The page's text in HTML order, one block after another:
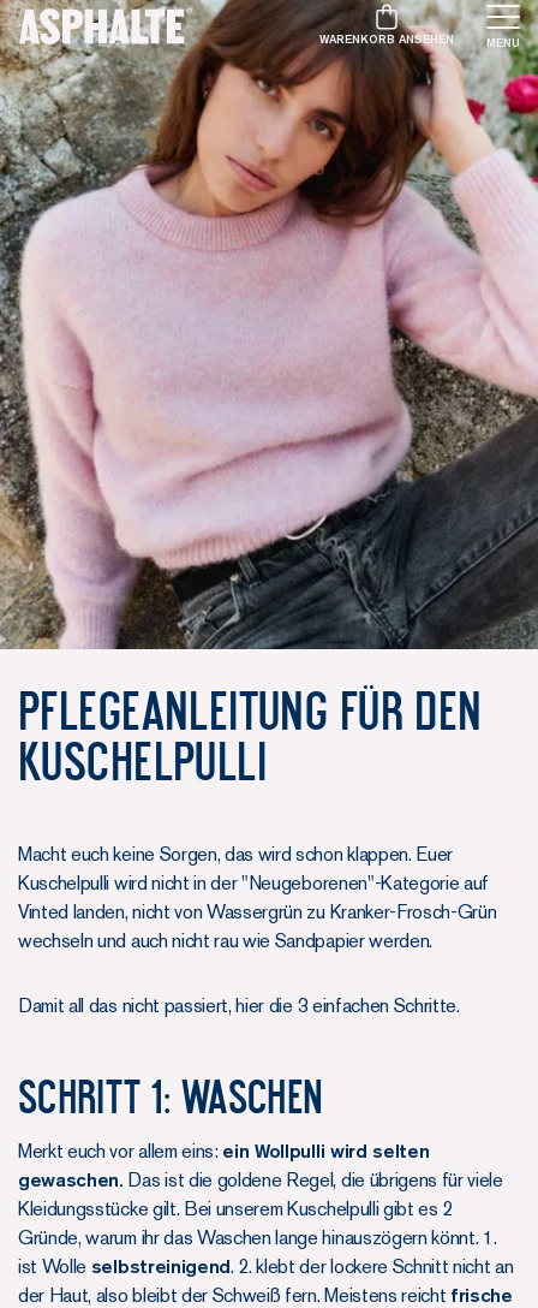
WARENKORB ANSEHEN MENU
Pflegeanleitung für den
Kuschelpulli
Macht euch keine Sorgen, das wird schon klappen. Euer
Kuschelpulli wird nicht in der "Neugeborenen"-Kategorie auf
Vinted landen, nicht von Wassergrün zu Kranker-Frosch-Grün
wechseln und auch nicht rau wie Sandpapier werden.
Damit all das nicht passiert, hier die 3 einfachen Schritte.
SCHRITT 1: WASCHEN
Merkt euch vor allem eins: ein Wollpulli wird selten
gewaschen. Das ist die goldene Regel, die übrigens für viele
Kleidungsstücke gilt. Bei unserem Kuschelpulli gibt es 2
Gründe, warum ihr das Waschen lange hinauszögern könnt. 1.
ist Wolle selbstreinigend. 2. klebt der lockere Schnitt nicht an
der Haut, also bleibt der Schweiß fern. Meistens reicht frische